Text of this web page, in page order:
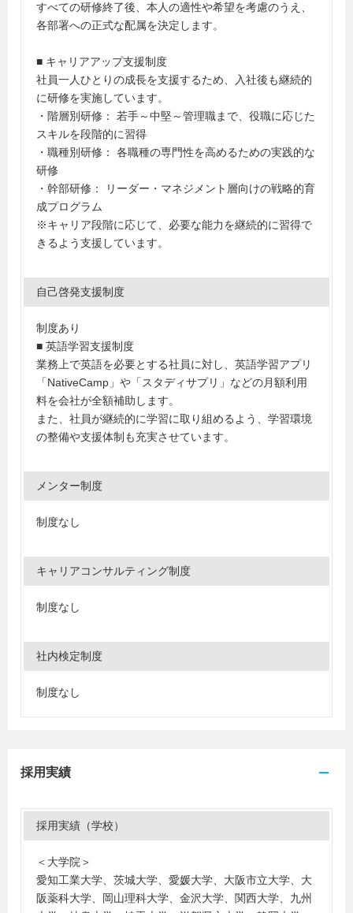
すべての研修終了後、本人の適性や希望を考慮のうえ、
各部署への正式な配属を決定します。
■ キャリアアップ支援制度
社員一人ひとりの成長を支援するため、入社後も継続的
に研修を実施しています。
・階層別研修： 若手～中堅～管理職まで、役職に応じた
スキルを段階的に習得
・職種別研修： 各職種の専門性を高めるための実践的な
研修
・幹部研修： リーダー・マネジメント層向けの戦略的育
成プログラム
※キャリア段階に応じて、必要な能力を継続的に習得で
きるよう支援しています。
自己啓発支援制度
制度あり
■ 英語学習支援制度
業務上で英語を必要とする社員に対し、英語学習アプリ
「NativeCamp」や「スタディサプリ」などの月額利用
料を会社が全額補助します。
また、社員が継続的に学習に取り組めるよう、学習環境
の整備や支援体制も充実させています。
メンター制度
制度なし
キャリアコンサルティング制度
制度なし
社内検定制度
制度なし
採用実績
採用実績（学校）
＜大学院＞
愛知工業大学、茨城大学、愛媛大学、大阪市立大学、大
阪薬科大学、岡山理科大学、金沢大学、関西大学、九州